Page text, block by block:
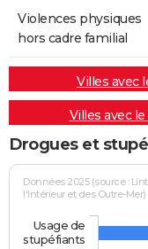
Violences physiques
hors cadre familial
Villes avec
Villes avec
Drogues et
Données 2025 (source :
l'Intérieur et des Outre-Mer)
Usage de
stupéfiants